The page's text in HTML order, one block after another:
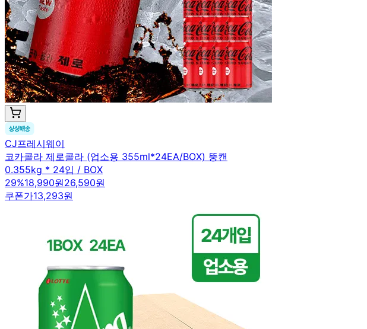
CJ프레시웨이
코카콜라 제로콜라 (업소용 355ml*24EA/BOX) 뚱캔
0.355kg * 24입 / BOX
29%18,990원26,590원
쿠폰가13,293원